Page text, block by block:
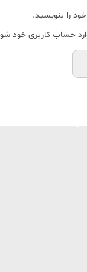
را بنویسید.
حساب کاربری خود